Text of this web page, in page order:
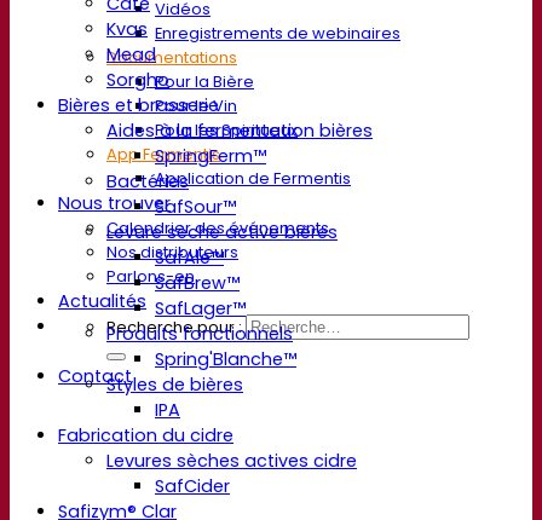
Vidéos
Enregistrements de webinaires
Documentations
Pour la Bière
Pour le Vin
Pour les Spiritueux
App Fermentis
Application de Fermentis
Nous trouver
Calendrier des événements
Nos distributeurs
Parlons-en
Actualités
Recherche pour :
Contact
Kvas
Mead
Sorgho
Bières et brasserie
Aides à la fermentation bières
SpringFerm™
Bactéries
SafSour™
Levure sèche active bières
SafAle™
SafBrew™
SafLager™
Produits fonctionnels
Spring'Blanche™
Styles de bières
IPA
Fabrication du cidre
Levures sèches actives cidre
SafCider
Safizym® Clar